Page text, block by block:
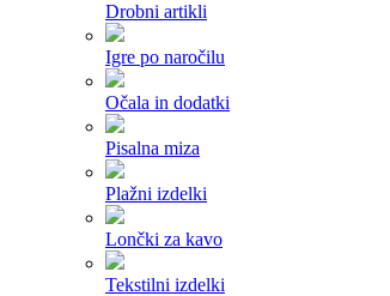
Drobni artikli
Igre po naročilu
Očala in dodatki
Pisalna miza
Plažni izdelki
Lončki za kavo
Tekstilni izdelki